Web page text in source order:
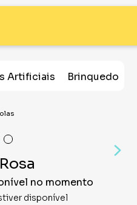
Artificiais Brinquedos
no momento
disponível